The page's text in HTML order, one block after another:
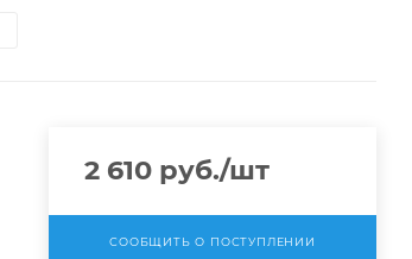
2 610 руб./шт
СООБЩИТЬ О ПОСТУПЛЕНИИ